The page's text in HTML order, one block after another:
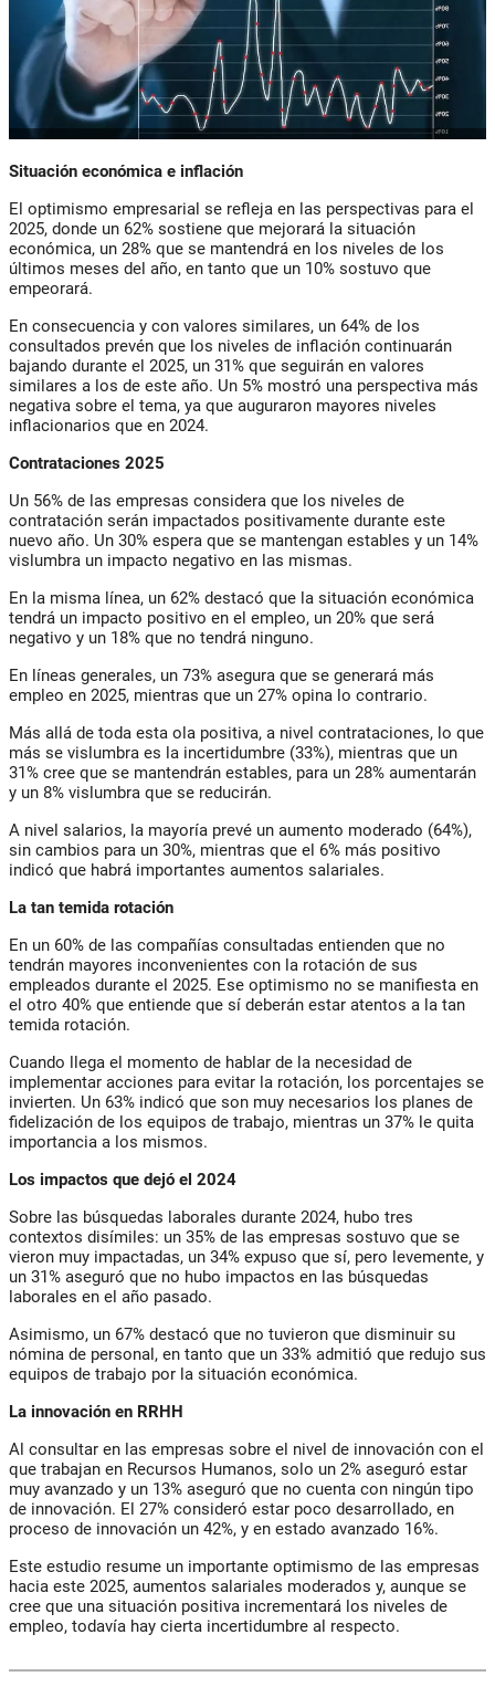
Situación económica e inflación
El optimismo empresarial se refleja en las perspectivas para el
2025, donde un 62% sostiene que mejorará la situación
económica, un 28% que se mantendrá en los niveles de los
últimos meses del año, en tanto que un 10% sostuvo que
empeorará.
En consecuencia y con valores similares, un 64% de los
consultados prevén que los niveles de inflación continuarán
bajando durante el 2025, un 31% que seguirán en valores
similares a los de este año. Un 5% mostró una perspectiva más
negativa sobre el tema, ya que auguraron mayores niveles
inflacionarios que en 2024.
Contrataciones 2025
Un 56% de las empresas considera que los niveles de
contratación serán impactados positivamente durante este
nuevo año. Un 30% espera que se mantengan estables y un 14%
vislumbra un impacto negativo en las mismas.
En la misma línea, un 62% destacó que la situación económica
tendrá un impacto positivo en el empleo, un 20% que será
negativo y un 18% que no tendrá ninguno.
En líneas generales, un 73% asegura que se generará más
empleo en 2025, mientras que un 27% opina lo contrario.
Más allá de toda esta ola positiva, a nivel contrataciones, lo que
más se vislumbra es la incertidumbre (33%), mientras que un
31% cree que se mantendrán estables, para un 28% aumentarán
y un 8% vislumbra que se reducirán.
A nivel salarios, la mayoría prevé un aumento moderado (64%),
sin cambios para un 30%, mientras que el 6% más positivo
indicó que habrá importantes aumentos salariales.
La tan temida rotación
En un 60% de las compañías consultadas entienden que no
tendrán mayores inconvenientes con la rotación de sus
empleados durante el 2025. Ese optimismo no se manifiesta en
el otro 40% que entiende que sí deberán estar atentos a la tan
temida rotación.
Cuando llega el momento de hablar de la necesidad de
implementar acciones para evitar la rotación, los porcentajes se
invierten. Un 63% indicó que son muy necesarios los planes de
fidelización de los equipos de trabajo, mientras un 37% le quita
importancia a los mismos.
Los impactos que dejó el 2024
Sobre las búsquedas laborales durante 2024, hubo tres
contextos disímiles: un 35% de las empresas sostuvo que se
vieron muy impactadas, un 34% expuso que sí, pero levemente, y
un 31% aseguró que no hubo impactos en las búsquedas
laborales en el año pasado.
Asimismo, un 67% destacó que no tuvieron que disminuir su
nómina de personal, en tanto que un 33% admitió que redujo sus
equipos de trabajo por la situación económica.
La innovación en RRHH
Al consultar en las empresas sobre el nivel de innovación con el
que trabajan en Recursos Humanos, solo un 2% aseguró estar
muy avanzado y un 13% aseguró que no cuenta con ningún tipo
de innovación. El 27% consideró estar poco desarrollado, en
proceso de innovación un 42%, y en estado avanzado 16%.
Este estudio resume un importante optimismo de las empresas
hacia este 2025, aumentos salariales moderados y, aunque se
cree que una situación positiva incrementará los niveles de
empleo, todavía hay cierta incertidumbre al respecto.